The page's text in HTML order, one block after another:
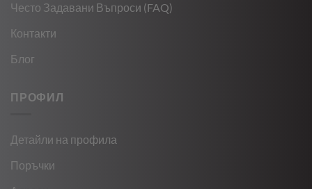
Често Задавани Въпроси (FAQ)
Контакти
Блог
ПРОФИЛ
Детайли на профила
Поръчки